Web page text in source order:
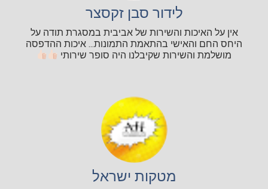
לידור סבן זקסצר
אין על האיכות והשירות של אביבית במסגרת תודה על
היחס החם והאישי בהתאמת התמונות... איכות ההדפסה
מושלמת והשירות שקיבלנו היה סופר שירותי
מטקות ישראל